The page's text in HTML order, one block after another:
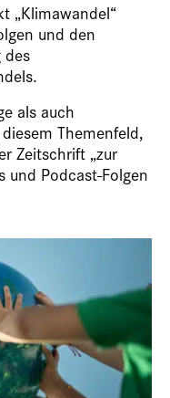
„Klimawandel“
und den
des
als auch
Themenfeld,
Zeitschrift „zur
und Podcast-Folgen